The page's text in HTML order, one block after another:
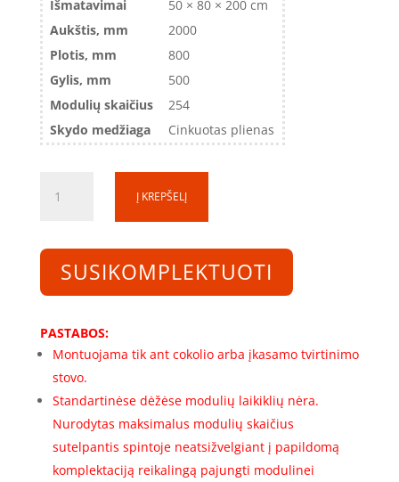
Išmatavimai
50 × 80 × 200 cm
Aukštis, mm
2000
Plotis, mm
800
Gylis, mm
500
Modulių skaičius
254
Skydo medžiaga
Cinkuotas plienas
kiekis:
Skirstomosios
rėmas
SS200850-
1R-
(2000x800x500)
(254
mod.)
Į KREPŠELĮ
SUSIKOMPLEKTUOTI
PASTABOS:
Montuojama tik ant cokolio arba įkasamo tvirtinimo
stovo.
Standartinėse dėžėse modulių laikiklių nėra.
Nurodytas maksimalus modulių skaičius
sutelpantis spintoje neatsižvelgiant į papildomą
komplektaciją reikalingą pajungti modulinei